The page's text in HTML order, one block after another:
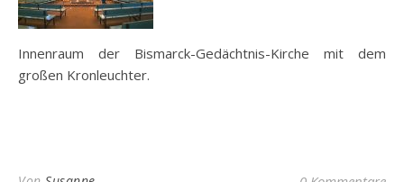
Innenraum der Bismarck-Gedächtnis-Kirche mit dem
großen Kronleuchter.